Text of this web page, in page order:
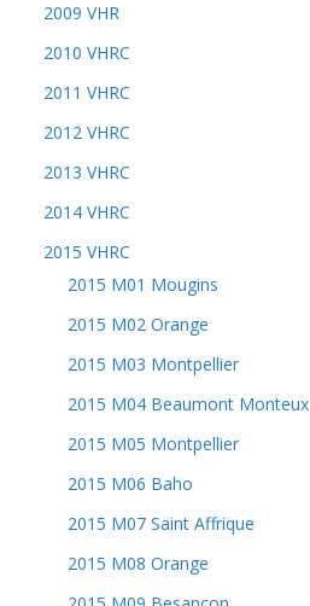
2009 VHR
2010 VHRC
2011 VHRC
2012 VHRC
2013 VHRC
2014 VHRC
2015 VHRC
2015 M01 Mougins
2015 M02 Orange
2015 M03 Montpellier
2015 M04 Beaumont Monteux
2015 M05 Montpellier
2015 M06 Baho
2015 M07 Saint Affrique
2015 M08 Orange